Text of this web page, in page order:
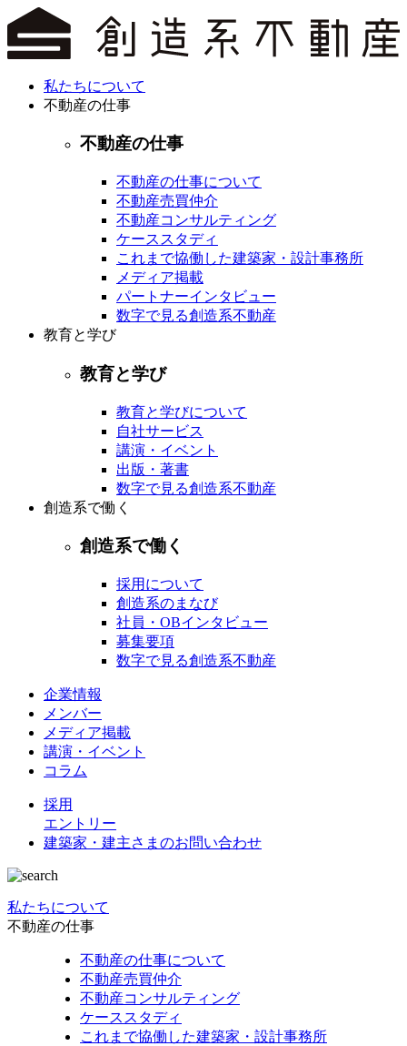
私たちについて
不動産の仕事
不動産の仕事
不動産の仕事について
不動産売買仲介
不動産コンサルティング
ケーススタディ
これまで協働した建築家・設計事務所
メディア掲載
パートナーインタビュー
数字で見る創造系不動産
教育と学び
教育と学び
教育と学びについて
自社サービス
講演・イベント
出版・著書
数字で見る創造系不動産
創造系で働く
創造系で働く
採用について
創造系のまなび
社員・OBインタビュー
募集要項
数字で見る創造系不動産
企業情報
メンバー
メディア掲載
講演・イベント
コラム
採用
エントリー
建築家・建主さまのお問い合わせ
私たちについて
不動産の仕事
不動産の仕事について
不動産売買仲介
不動産コンサルティング
ケーススタディ
これまで協働した建築家・設計事務所